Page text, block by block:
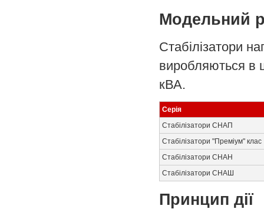
Модельний
Стабілізатори
виробляються в
кВА.
Серія
Стабілізатори СНАП
Стабілізатори "Преміум" клас
Стабілізатори СНАН
Стабілізатори СНАШ
Принцип дії